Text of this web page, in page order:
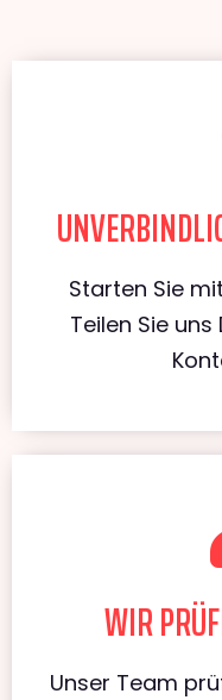
Starten Sie
Teilen Sie
WIR
Unser Team